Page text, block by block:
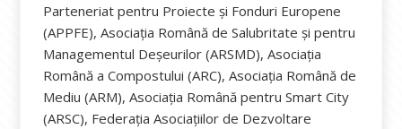
Parteneriat pentru Proiecte și Fonduri Europene
(APPFE), Asociația Română de Salubritate și pentru
Managementul Deșeurilor (ARSMD), Asociația
Română a Compostului (ARC), Asociația Română de
Mediu (ARM), Asociația Română pentru Smart City
(ARSC), Federația Asociațiilor de Dezvoltare